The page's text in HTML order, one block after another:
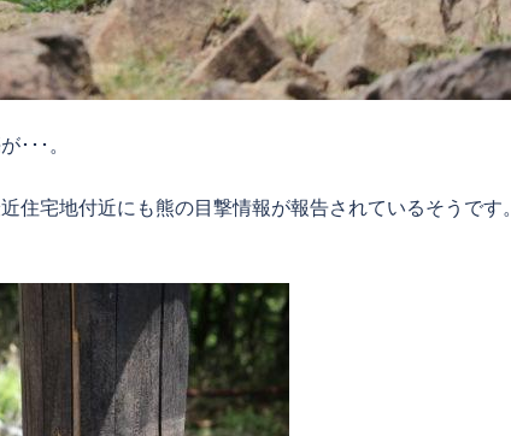
･･･。
住宅地付近にも熊の目撃情報が報告されているそうです。